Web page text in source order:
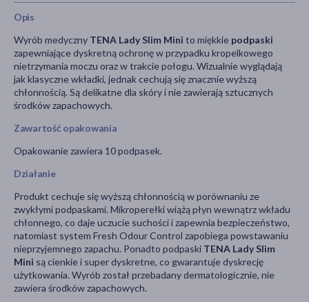
Opis
Wyrób medyczny TENA Lady Slim Mini to miękkie podpaski
zapewniające dyskretną ochronę w przypadku kropelkowego
nietrzymania moczu oraz w trakcie połogu. Wizualnie wyglądają
jak klasyczne wkładki, jednak cechują się znacznie wyższą
chłonnością. Są delikatne dla skóry i nie zawierają sztucznych
środków zapachowych.
Zawartość opakowania
Opakowanie zawiera 10 podpasek.
Działanie
Produkt cechuje się wyższą chłonnością w porównaniu ze
zwykłymi podpaskami. Mikroperełki wiążą płyn wewnątrz wkładu
chłonnego, co daje uczucie suchości i zapewnia bezpieczeństwo,
natomiast system Fresh Odour Control zapobiega powstawaniu
nieprzyjemnego zapachu. Ponadto podpaski TENA Lady Slim
Mini są cienkie i super dyskretne, co gwarantuje dyskrecję
użytkowania. Wyrób został przebadany dermatologicznie, nie
zawiera środków zapachowych.